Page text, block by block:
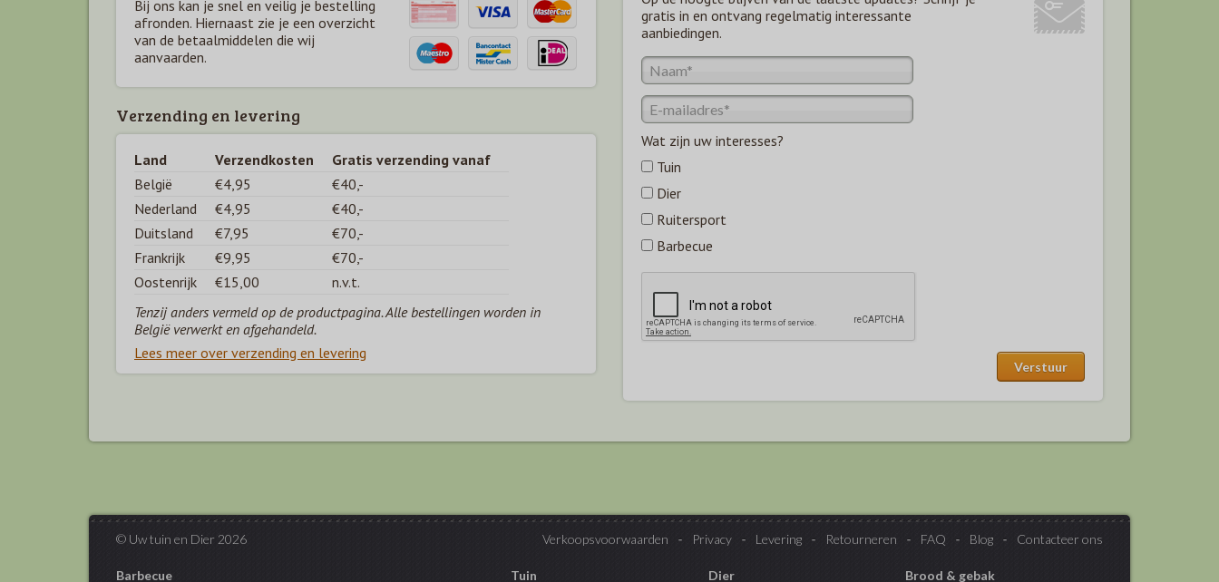
Bij ons kan je snel en veilig je bestelling
afronden. Hiernaast zie je een overzicht
van de betaalmiddelen die wij
aanvaarden.
gratis in en ontvang regelmatig interessante
aanbiedingen.
Wat zijn uw interesses?
Tuin
Dier
Ruitersport
Barbecue
Verzending en levering
Land Verzendkosten
Gratis verzending vanaf
België
€4,95
€40,-
Nederland
€4,95
€40,-
Duitsland
€7,95
€70,-
Frankrijk
€9,95
€70,-
Oostenrijk
€15,00
n.v.t.
Tenzij anders vermeld op de productpagina. Alle bestellingen worden in
België verwerkt en afgehandeld.
Lees meer over verzending en levering
© Uw tuin en Dier 2026 Verkoopsvoorwaarden Privacy Levering Retourneren FAQ Blog Contacteer ons
Barbecue Tuin Dier Brood & gebak